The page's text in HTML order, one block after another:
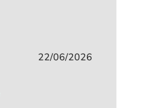
22/06/2026